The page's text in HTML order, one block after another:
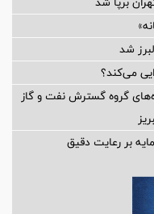
شد
می‌کند؟
گروه گسترش نفت و گاز
بر رعایت دقیق